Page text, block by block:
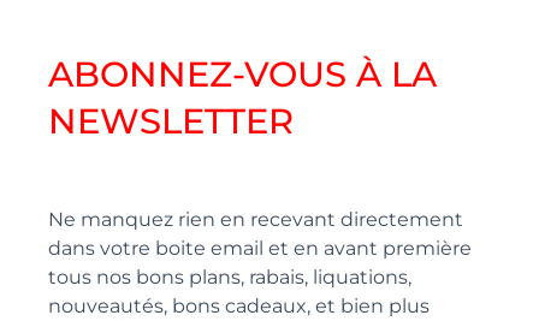
ABONNEZ-VOUS À LA
NEWSLETTER
Ne manquez rien en recevant directement
dans votre boite email et en avant première
tous nos bons plans, rabais, liquations,
nouveautés, bons cadeaux, et bien plus